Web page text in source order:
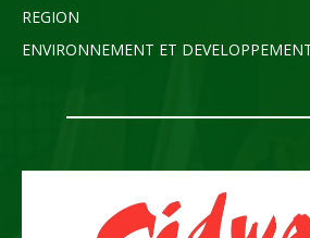
REGION
ENVIRONNEMENT ET